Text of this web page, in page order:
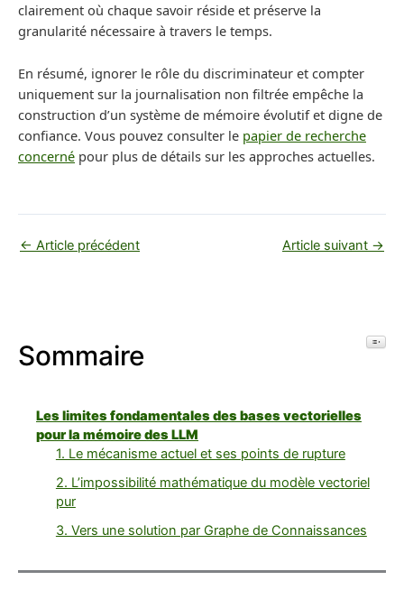
clairement où chaque savoir réside et préserve la
granularité nécessaire à travers le temps.
En résumé, ignorer le rôle du discriminateur et compter
uniquement sur la journalisation non filtrée empêche la
construction d’un système de mémoire évolutif et digne de
confiance. Vous pouvez consulter le papier de recherche
concerné pour plus de détails sur les approches actuelles.
← Article précédent Article suivant →
Sommaire
Les limites fondamentales des bases vectorielles
pour la mémoire des LLM
1. Le mécanisme actuel et ses points de rupture
2. L’impossibilité mathématique du modèle vectoriel
pur
3. Vers une solution par Graphe de Connaissances